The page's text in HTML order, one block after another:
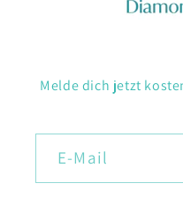
Melde dich jetzt
E-Mail